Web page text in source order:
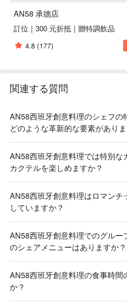
AN58 承德店
訂位｜300 元折抵｜贈特調飲品
4.8 (177)
関連する質問
AN58西班牙創意料理のシェフの
どのような革新的な要素があり
AN58西班牙創意料理では特別な
カクテルを楽しめますか？
AN58西班牙創意料理はロマンチ
していますか？
AN58西班牙創意料理でのグルー
のシェアメニューはありますか？
AN58西班牙創意料理の食事時間
か？